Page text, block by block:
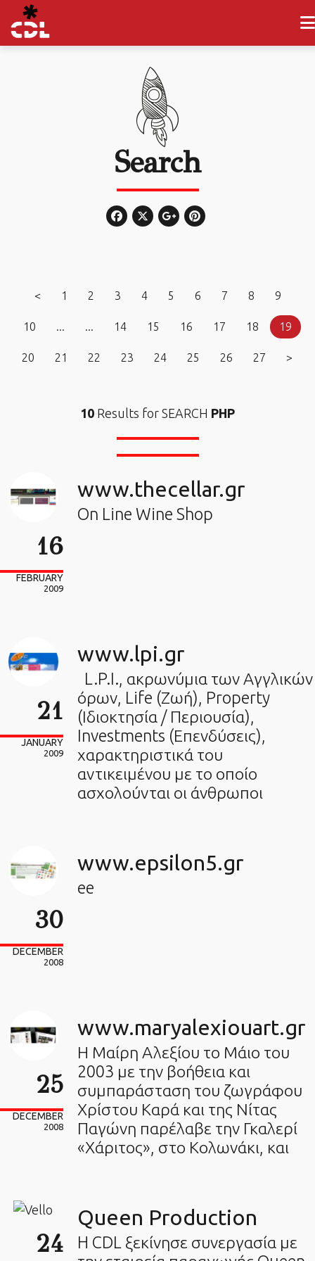
Search
< 1 2 3 4 5 6 7 8 9
10 ... ... 14 15 16 17 18 19
20 21 22 23 24 25 26 27 >
10 Results for SEARCH PHP
16
FEBRUARY
2009
www.thecellar.gr
On Line Wine Shop
21
JANUARY
2009
www.lpi.gr
L.P.I., ακρωνύμια των Αγγλικών
όρων, Life (Ζωή), Property
(Ιδιοκτησία / Περιουσία),
Investments (Επενδύσεις),
χαρακτηριστικά του
αντικειμένου με το οποίο
ασχολούνται οι άνθρωποι
30
DECEMBER
2008
www.epsilon5.gr
ee
25
DECEMBER
2008
www.maryalexiouart.gr
Η Μαίρη Αλεξίου το Μάιο του
2003 με την βοήθεια και
συμπαράσταση του ζωγράφου
Χρίστου Καρά και της Νίτας
Παγώνη παρέλαβε την Γκαλερί
«Χάριτος», στο Κολωνάκι, και
24
Queen Production
H CDL ξεκίνησε συνεργασία με